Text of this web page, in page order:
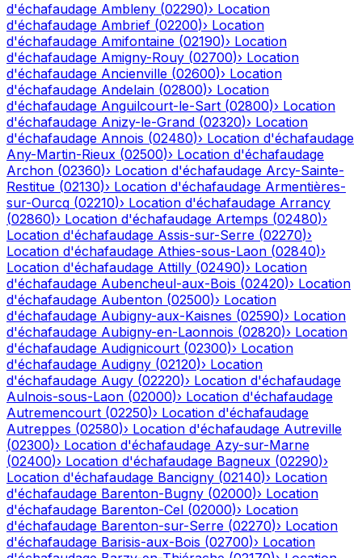
d'échafaudage Ambleny (02290)› Location
d'échafaudage Ambrief (02200)› Location
d'échafaudage Amifontaine (02190)› Location
d'échafaudage Amigny-Rouy (02700)› Location
d'échafaudage Ancienville (02600)› Location
d'échafaudage Andelain (02800)› Location
d'échafaudage Anguilcourt-le-Sart (02800)› Location
d'échafaudage Anizy-le-Grand (02320)› Location
d'échafaudage Annois (02480)› Location d'échafaudage
Any-Martin-Rieux (02500)› Location d'échafaudage
Archon (02360)› Location d'échafaudage Arcy-Sainte-
Restitue (02130)› Location d'échafaudage Armentières-
sur-Ourcq (02210)› Location d'échafaudage Arrancy
(02860)› Location d'échafaudage Artemps (02480)›
Location d'échafaudage Assis-sur-Serre (02270)›
Location d'échafaudage Athies-sous-Laon (02840)›
Location d'échafaudage Attilly (02490)› Location
d'échafaudage Aubencheul-aux-Bois (02420)› Location
d'échafaudage Aubenton (02500)› Location
d'échafaudage Aubigny-aux-Kaisnes (02590)› Location
d'échafaudage Aubigny-en-Laonnois (02820)› Location
d'échafaudage Audignicourt (02300)› Location
d'échafaudage Audigny (02120)› Location
d'échafaudage Augy (02220)› Location d'échafaudage
Aulnois-sous-Laon (02000)› Location d'échafaudage
Autremencourt (02250)› Location d'échafaudage
Autreppes (02580)› Location d'échafaudage Autreville
(02300)› Location d'échafaudage Azy-sur-Marne
(02400)› Location d'échafaudage Bagneux (02290)›
Location d'échafaudage Bancigny (02140)› Location
d'échafaudage Barenton-Bugny (02000)› Location
d'échafaudage Barenton-Cel (02000)› Location
d'échafaudage Barenton-sur-Serre (02270)› Location
d'échafaudage Barisis-aux-Bois (02700)› Location